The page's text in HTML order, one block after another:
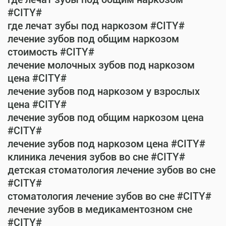
#CITY#
где лечат зубы под наркозом #CITY#
лечение зубов под общим наркозом
стоимость #CITY#
лечение молочных зубов под наркозом
цена #CITY#
лечение зубов под наркозом у взрослых
цена #CITY#
лечение зубов под общим наркозом цена
#CITY#
лечение зубов под наркозом цена #CITY#
клиника лечения зубов во сне #CITY#
детская стоматология лечение зубов во сне
#CITY#
стоматология лечение зубов во сне #CITY#
лечение зубов в медикаментозном сне
#CITY#